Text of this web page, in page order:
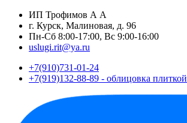
ИП Трофимов А А
г. Курск, Малиновая, д. 96
Пн-Сб 8:00-17:00, Вс 9:00-16:00
uslugi.rit@ya.ru
+7(910)731-01-24
+7(919)132-88-89 - облицовка плиткой